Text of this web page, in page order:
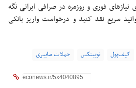
نیازهای فوری و روزمره در صرافی ایرانی نگه
سریع نقد کنید و درخواست واریز بانکی
کیف‌پول نوبیتکس حملات سایبری